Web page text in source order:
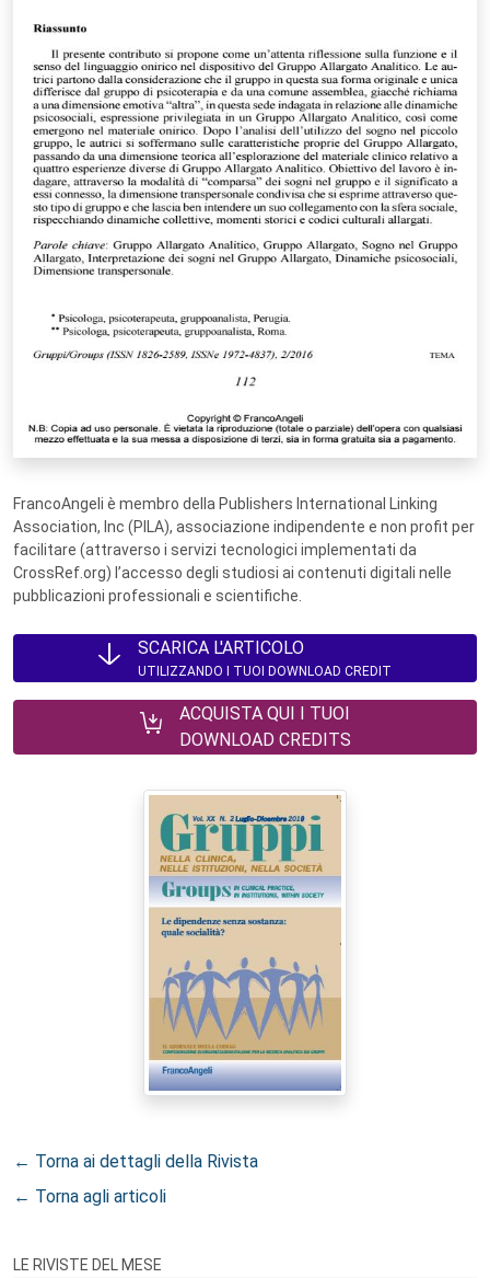
FrancoAngeli è membro della Publishers International Linking
Association, Inc (PILA), associazione indipendente e non profit per
facilitare (attraverso i servizi tecnologici implementati da
CrossRef.org) l’accesso degli studiosi ai contenuti digitali nelle
pubblicazioni professionali e scientifiche.
SCARICA L'ARTICOLO
UTILIZZANDO I TUOI DOWNLOAD CREDIT
ACQUISTA QUI I TUOI
DOWNLOAD CREDITS
← Torna ai dettagli della Rivista
← Torna agli articoli
LE RIVISTE DEL MESE